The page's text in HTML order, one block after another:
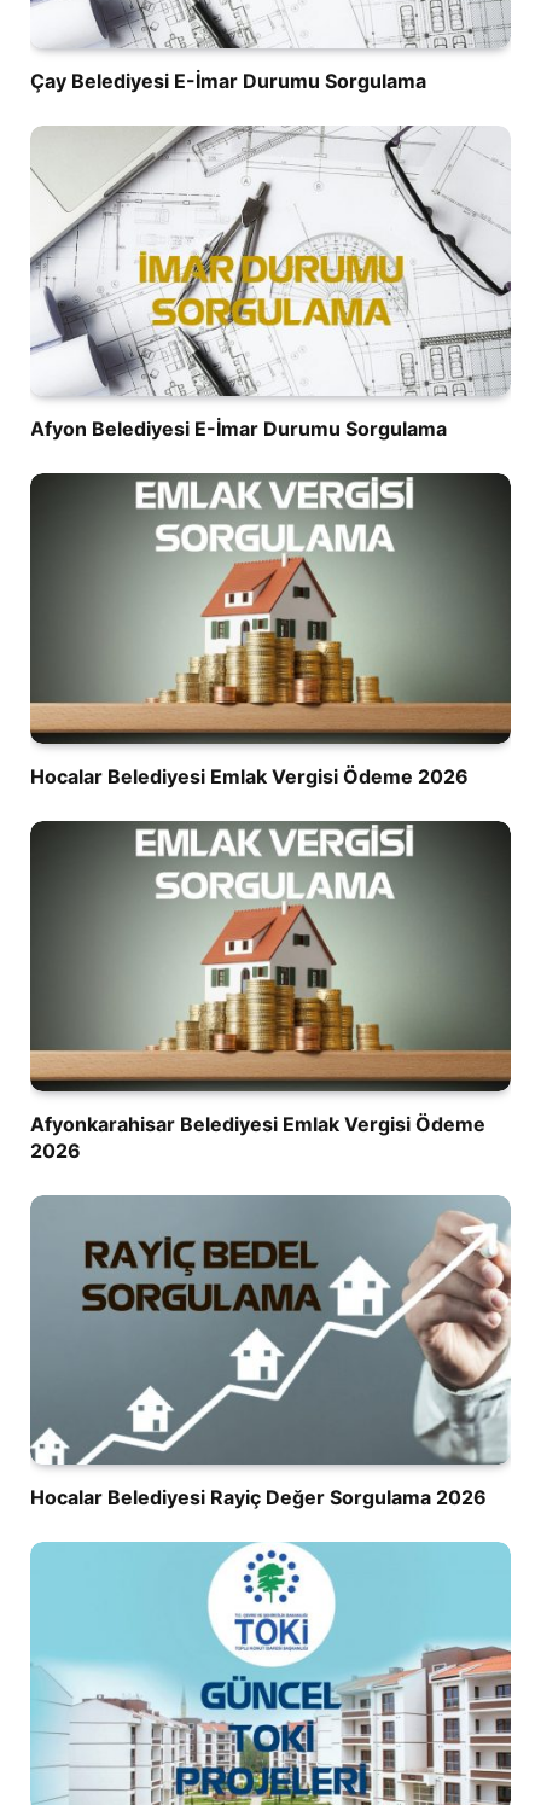
Çay Belediyesi E-İmar Durumu Sorgulama
Afyon Belediyesi E-İmar Durumu Sorgulama
Hocalar Belediyesi Emlak Vergisi Ödeme 2026
Afyonkarahisar Belediyesi Emlak Vergisi Ödeme
2026
Hocalar Belediyesi Rayiç Değer Sorgulama 2026